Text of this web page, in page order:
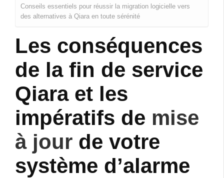
Conseils essentiels pour réussir la migration logicielle vers
des alternatives à Qiara en toute sérénité
Les conséquences
de la fin de service
Qiara et les
impératifs de mise
à jour de votre
système d’alarme